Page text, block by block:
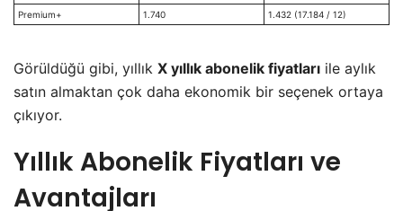
Premium+
1.740 1.432 (17.184 / 12)
Görüldüğü gibi, yıllık X yıllık abonelik fiyatları ile aylık
satın almaktan çok daha ekonomik bir seçenek ortaya
çıkıyor.
Yıllık Abonelik Fiyatları ve
Avantajları